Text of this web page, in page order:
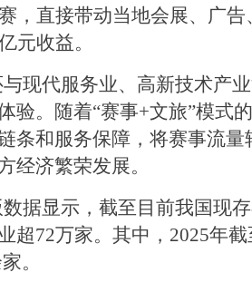
，直接带动当地会展、广
元收益。
现代服务业、高新技术产
验。随着“赛事+文旅”模式
条和服务保障，将赛事流
经济繁荣发展。
据显示，截至目前我国现
超72万家。其中，2025年
。